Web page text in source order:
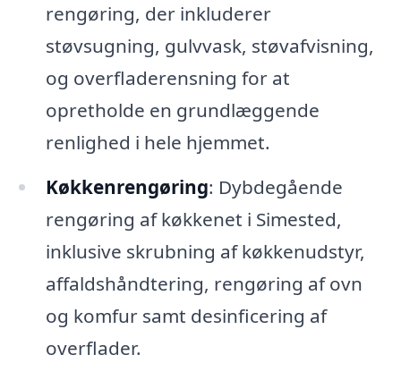
rengøring, der inkluderer
støvsugning, gulvvask, støvafvisning,
og overfladerensning for at
opretholde en grundlæggende
renlighed i hele hjemmet.
Køkkenrengøring: Dybdegående
rengøring af køkkenet i Simested,
inklusive skrubning af køkkenudstyr,
affaldshåndtering, rengøring af ovn
og komfur samt desinficering af
overflader.